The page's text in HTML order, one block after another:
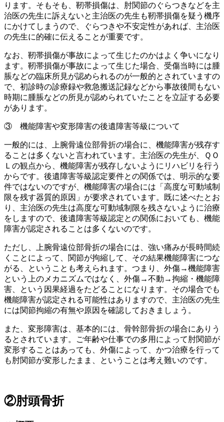
ります。そもそも、靭帯損傷は、肘関節のぐらつきなどを主
治医の先生に訴えないと主治医の先生も靭帯損傷を疑う機序
にかけてしまうので、ぐらつきや不安定性があれば、主治医
の先生に的確に伝えることが重要です。
なお、靭帯損傷が事故によって生じたのかはよく争いになり
ます。靭帯損傷が事故によって生じた場合、受傷当時には腫
脹などの臨床所見が認められるのが一般的とされていますの
で、初診時の診療録や救急搬送記録などから事故後間もない
時期に腫脹などの所見が認められていたことを立証する必要
があります。
③ 機能障害や変形障害の後遺障害等級について
一般的には、上腕骨遠位部骨折の場合に、機能障害が残存す
ることは多くないと言われています。主治医の先生が、ＱＯ
Ｌの観点から、機能障害が残存しないようにリハビリを行う
からです。後遺障害等級認定要件との関係では、明示的な要
件ではないのですが、機能障害の場合には「高度な可動域制
限を残す器質的原因」が要求されています。既に述べたとお
り、主治医の先生は高度な可動域制限を残さないように治療
をしますので、後遺障害等級認定との関係においても、機能
障害が認定されることは多くないのです。
ただし、上腕骨遠位部骨折の場合には、強い痛みが長時間続
くことによって、関節が拘縮して、その結果機能障害につな
がる、ということも考えられます。つまり、外傷→機能障害
という上のメカニズムではなく、外傷→不動→拘縮・機能障
害、という因果経過をたどることになります。その場合でも
機能障害が認定される可能性はありますので、主治医の先生
には関節拘縮の有無や原因を確認しておきましょう。
また、変形障害は、基本的には、骨幹部骨折の場合にありう
るとされています。ご年齢や仕事での多用によって肘関節が
変形することはあっても、外傷によって、かつ治療を行って
も肘関節が変形したまま、ということは考え難いのです。
②肘頭骨折